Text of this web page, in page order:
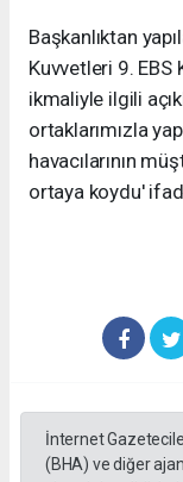
Başkanlıktan
Kuvvetleri 9. EBS
ikmaliyle ilgili
ortaklarımızla
havacılarının
ortaya koydu'
İnternet
(BHA) ve diğer